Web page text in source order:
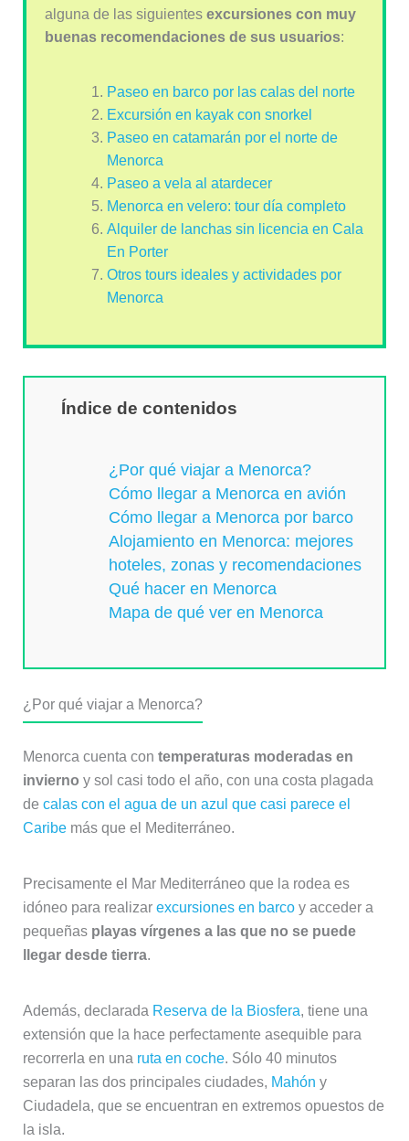
alguna de las siguientes excursiones con muy
buenas recomendaciones de sus usuarios:
Paseo en barco por las calas del norte
Excursión en kayak con snorkel
Paseo en catamarán por el norte de
Menorca
Paseo a vela al atardecer
Menorca en velero: tour día completo
Alquiler de lanchas sin licencia en Cala
En Porter
Otros tours ideales y actividades por
Menorca
Índice de contenidos
¿Por qué viajar a Menorca?
Cómo llegar a Menorca en avión
Cómo llegar a Menorca por barco
Alojamiento en Menorca: mejores
hoteles, zonas y recomendaciones
Qué hacer en Menorca
Mapa de qué ver en Menorca
¿Por qué viajar a Menorca?
Menorca cuenta con temperaturas moderadas en
invierno y sol casi todo el año, con una costa plagada
de calas con el agua de un azul que casi parece el
Caribemás que el Mediterráneo.
Precisamente el Mar Mediterráneo que la rodea es
idóneo para realizar excursiones en barcoy acceder a
pequeñas playas vírgenes a las que no se puede
llegar desde tierra.
Además, declarada Reserva de la Biosfera, tiene una
extensión que la hace perfectamente asequible para
recorrerla en una ruta en coche. Sólo 40 minutos
separan las dos principales ciudades, Mahón y
Ciudadela, que se encuentran en extremos opuestos de
la isla.